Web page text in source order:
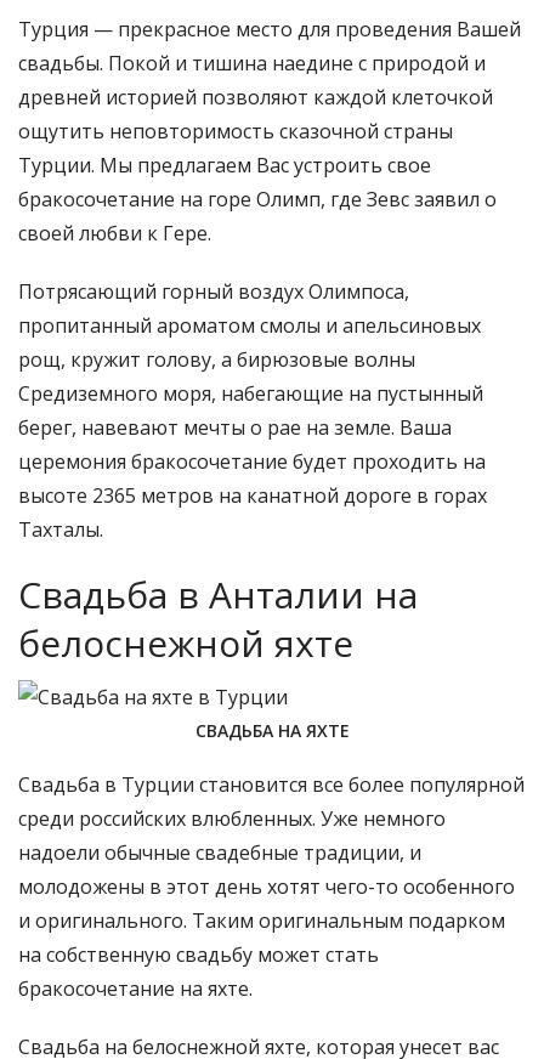
Турция — прекрасное место для проведения Вашей
свадьбы. Покой и тишина наедине с природой и
древней историей позволяют каждой клеточкой
ощутить неповторимость сказочной страны
Турции. Мы предлагаем Вас устроить свое
бракосочетание на горе Олимп, где Зевс заявил о
своей любви к Гере.
Потрясающий горный воздух Олимпоса,
пропитанный ароматом смолы и апельсиновых
рощ, кружит голову, а бирюзовые волны
Средиземного моря, набегающие на пустынный
берег, навевают мечты о рае на земле. Ваша
церемония бракосочетание будет проходить на
высоте 2365 метров на канатной дороге в горах
Тахталы.
Свадьба в Анталии на
белоснежной яхте
СВАДЬБА НА ЯХТЕ
Свадьба в Турции становится все более популярной
среди российских влюбленных. Уже немного
надоели обычные свадебные традиции, и
молодожены в этот день хотят чего-то особенного
и оригинального. Таким оригинальным подарком
на собственную свадьбу может стать
бракосочетание на яхте.
Свадьба на белоснежной яхте, которая унесет вас